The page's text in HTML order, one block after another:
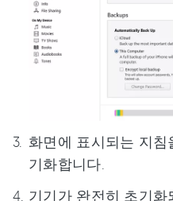
화면에 표시되는 지
기화합니다.
기기가 완전히 초기